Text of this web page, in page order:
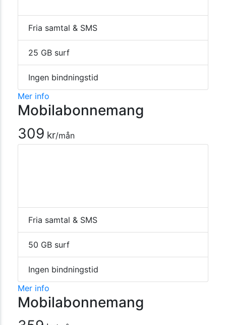
Fria samtal & SMS
25 GB surf
Ingen bindningstid
Mer info
Mobilabonnemang
309 kr/mån
Fria samtal & SMS
50 GB surf
Ingen bindningstid
Mer info
Mobilabonnemang